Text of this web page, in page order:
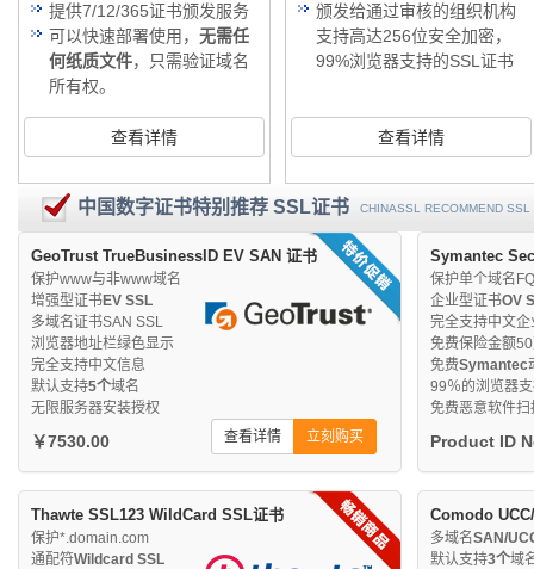
提供7/12/365证书颁发服务
可以快速部署使用， 无需任
何纸质文件，只需验证域名
所有权。
查看详情
颁发给通过审核的组织机构
支持高达256位安全加密，
99%浏览器支持的SSL证书
查看详情
中国数字证书特别推荐 SSL证书 CHINASSL RECOMMEND SSL
GeoTrust TrueBusinessID EV SAN 证书
保护www与非www域名
增强型证书EV SSL
多域名证书SAN SSL
浏览器地址栏绿色显示
完全支持中文信息
默认支持5个域名
无限服务器安装授权
￥7530.00 查看详情 立刻购买
Symantec
保护单个域名
企业型证书OV
完全支持中文企
免费保险金额
免费Symantec
99％的浏览器
免费恶意软件扫
Product ID
Thawte SSL123 WildCard SSL证书
保护*.domain.com
通配符Wildcard SSL
Comodo
多域名SAN/
默认支持3个域